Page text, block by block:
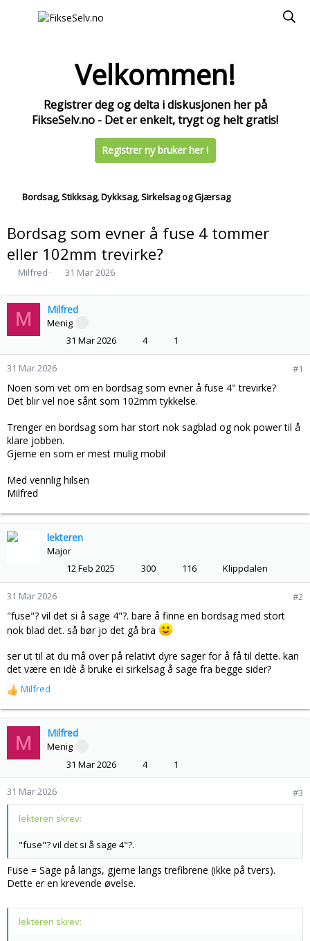
Velkommen!
Registrer deg og delta i diskusjonen her på
FikseSelv.no - Det er enkelt, trygt og helt gratis!
Registrer ny bruker her !
Bordsag, Stikksag, Dykksag, Sirkelsag og Gjærsag
Bordsag som evner å fuse 4 tommer
eller 102mm trevirke?
T
d
s
t
r
t
e
r
Milfred
S
r
t
a
t
31 Mar 2026
M Milfred
Menig
31 Mar 2026
4 1
31 Mar 2026 #1
Noen som vet om en bordsag som evner å fuse 4" trevirke?
Det blir vel noe sånt som 102mm tykkelse.
Trenger en bordsag som har stort nok sagblad og nok power til å
klare jobben.
Gjerne en som er mest mulig mobil
Med vennlig hilsen
Milfred
lekteren
Major
12 Feb 2025
300 116 Klippdalen
31 Mar 2026 #2
"fuse"? vil det si å sage 4"?. bare å finne en bordsag med stort
nok blad det. så bør jo det gå bra
ser ut til at du må over på relativt dyre sager for å få til dette. kan
det være en idè å bruke ei sirkelsag å sage fra begge sider?
R
e
j
n
e
r
Milfred
M Milfred
Menig
31 Mar 2026
4 1
31 Mar 2026 #3
lekteren skrev:
"fuse"? vil det si å sage 4"?.
Fuse = Sage på langs, gjerne langs trefibrene (ikke på tvers).
Dette er en krevende øvelse.
lekteren skrev: